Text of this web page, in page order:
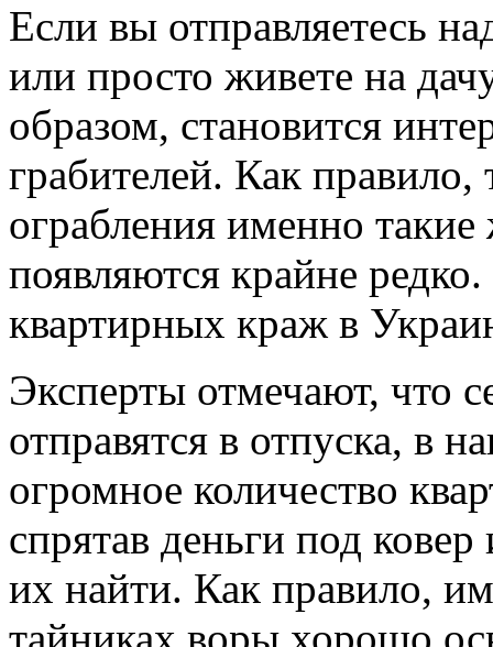
Если вы отправляетесь
или просто живете на
образом, становится
грабителей. Как
ограбления именно
появляются крайне
квартирных краж в
Эксперты отмечают, что
отправятся в отпуска, в
огромное количество
спрятав деньги под
их найти. Как правило,
тайниках воры хорошо